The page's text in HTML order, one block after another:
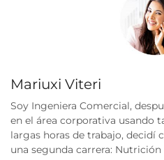
Mariuxi Viteri
Soy Ingeniera Comercial,
en el área corporativa usando
largas horas de trabajo,
una segunda carrera: